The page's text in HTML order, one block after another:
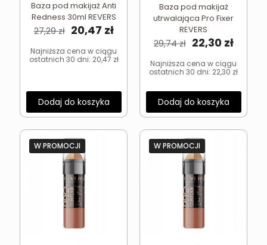
Baza pod makijaż Anti
Redness 30ml REVERS
27,29zł Pierwotna
wynosiła:
27,29 zł.
20,47 złAktualna
wynosi:
20,47 zł.
Najniższa cena w ciągu
ostatnich 30 dni: 20,47 zł
Dodaj do koszyka
Baza pod makijaż
utrwalająca Pro Fixer
REVERS
29,74zł Pierwotna
wynosiła:
29,74 zł.
22,30 zł
22,30
Najniższa cena w ciągu
ostatnich 30 dni: 22,30 zł
Dodaj do koszyka
W PROMOCJI W PROMOCJI